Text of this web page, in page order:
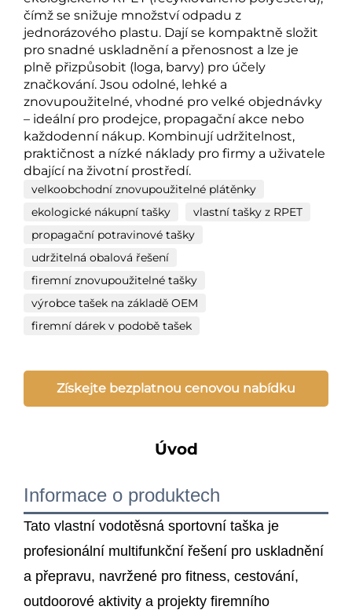
Nákup
čímž se snižuje množství odpadu z
jednorázového plastu. Dají se kompaktně složit
pro snadné uskladnění a přenosnost a lze je
plně přizpůsobit (loga, barvy) pro účely
značkování. Jsou odolné, lehké a
znovupoužitelné, vhodné pro velké objednávky
– ideální pro prodejce, propagační akce nebo
každodenní nákup. Kombinují udržitelnost,
praktičnost a nízké náklady pro firmy a uživatele
dbající na životní prostředí.
velkoobchodní znovupoužitelné plátěnky
ekologické nákupní tašky
vlastní tašky z RPET
propagační potravinové tašky
udržitelná obalová řešení
firemní znovupoužitelné tašky
výrobce tašek na základě OEM
firemní dárek v podobě tašek
Získejte bezplatnou cenovou nabídku
Úvod
Informace o produktech
Tato vlastní vodotěsná sportovní taška je
profesionální multifunkční řešení pro uskladnění
a přepravu, navržené pro fitness, cestování,
outdoorové aktivity a projekty firemního